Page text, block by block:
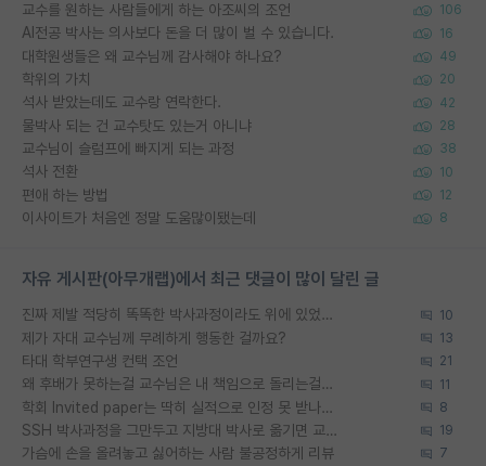
교수를 원하는 사람들에게 하는 아조씨의 조언 106
AI전공 박사는 의사보다 돈을 더 많이 벌 수 있습니다. 16
대학원생들은 왜 교수님께 감사해야 하나요? 49
학위의 가치 20
석사 받았는데도 교수랑 연락한다. 42
물박사 되는 건 교수탓도 있는거 아니냐 28
교수님이 슬럼프에 빠지게 되는 과정 38
석사 전환 10
편애 하는 방법 12
이사이트가 처음엔 정말 도움많이됐는데 8
자유 게시판(아무개랩)에서 최근 댓글이 많이 달린 글
진짜 제발 적당히 똑똑한 박사과정이라도 위에 있었으면.. 10
제가 자대 교수님께 무례하게 행동한 걸까요? 13
타대 학부연구생 컨택 조언 21
왜 후배가 못하는걸 교수님은 내 책임으로 돌리는걸까요? 11
학회 Invited paper는 딱히 실적으로 인정 못 받나요? 8
SSH 박사과정을 그만두고 지방대 박사로 옮기면 교수의 꿈은 끝일까요? 19
가슴에 손을 올려놓고 싫어하는 사람 불공정하게 리뷰 7